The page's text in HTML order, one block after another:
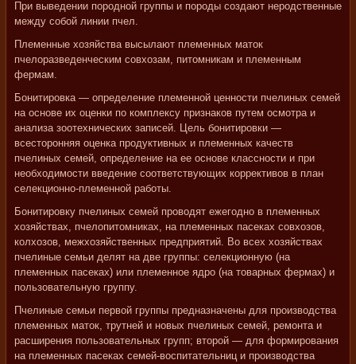
При выведении породной группы и породы создают неродственные
между собой линии пчел.
Племенные хозяйства высылают племенных маток
пчелоразведенческим совхозам, питомникам и племенным
фермам.
Бонитировка — определение племенной ценности пчелиных семей
на основе их оценки по комплексу признаков путем осмотра и
анализа зоотехнических записей. Цель бонитировки —
всесторонняя оценка продуктивных и племенных качеств
пчелиных семей, определение на ее основе классности и при
необходимости введение соответствующих коррективов в план
селекционно-племенной работы.
Бонитировку пчелиных семей проводят ежегодно в племенных
хозяйствах, пчелопитомниках, на племенных пасеках совхозов,
колхозов, межхозяйственных предприятий. Во всех хозяйствах
пчелиные семьи делят на две группы: селекционную (на
племенных пасеках) или племенное ядро (на товарных фермах) и
пользовательную группу.
Пчелиные семьи первой группы предназначены для производства
племенных маток, трутней и новых пчелиных семей, ремонта и
расширения пользовательных групп; второй — для формирования
на племенных пасеках семей-воспитательниц и производства